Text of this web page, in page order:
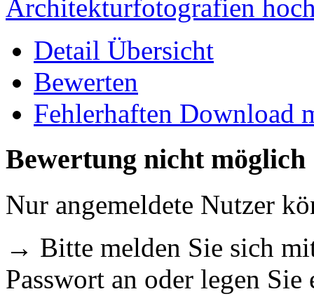
Architekturfotografien
Detail Übersicht
Bewerten
Fehlerhaften Download
Bewertung nicht möglich
Nur angemeldete Nutzer
→ Bitte melden Sie sich
Passwort an oder legen